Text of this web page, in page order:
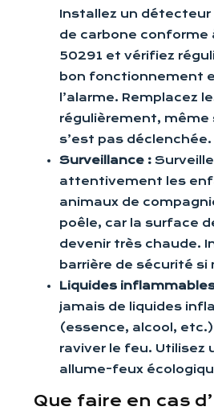
Installez un détecteur
de carbone conforme
50291 et vérifiez
bon fonctionnement
l’alarme. Remplacez
régulièrement, même
s’est pas déclenchée.
Surveillance :
attentivement les
animaux de
poêle, car la surface
devenir très chaude.
barrière de sécurité si
Liquides
jamais de liquides
(essence, alcool,
raviver le feu. Utilisez
allume-feux
Que faire en cas